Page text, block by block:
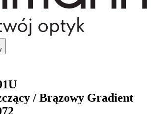
/ Brązowy Gradient